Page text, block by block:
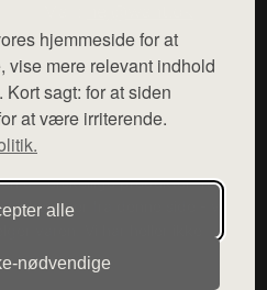
hjemmeside for at
vise mere relevant indhold
sagt: for at siden
at være irriterende.
alle
Cookie- og privatlivspolitik
der udgiver en række
af forskellige produkter fra
ikke varer fra denne side - vi
varen. Vi har heller ikke